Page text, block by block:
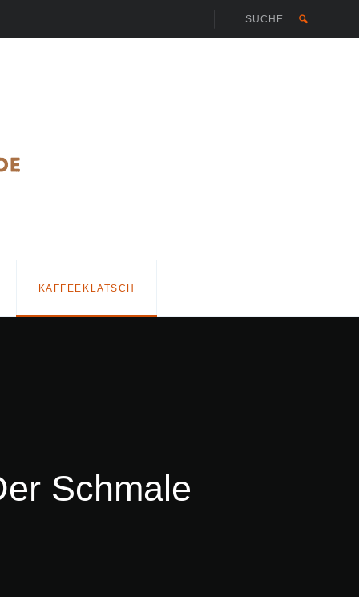
KAFFEEKLATSCH
Schmale